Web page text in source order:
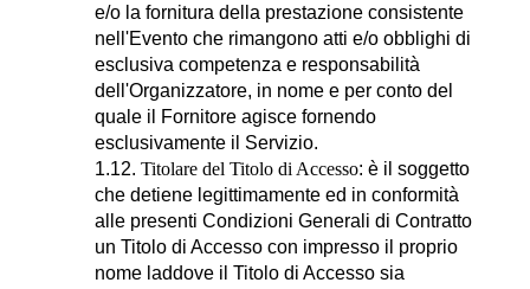
e/o la fornitura della prestazione consistente
nell'Evento che rimangono atti e/o obblighi di
esclusiva competenza e responsabilità
dell'Organizzatore, in nome e per conto del
quale il Fornitore agisce fornendo
esclusivamente il Servizio.
1.12. Titolare del Titolo di Accesso: è il soggetto
che detiene legittimamente ed in conformità
alle presenti Condizioni Generali di Contratto
un Titolo di Accesso con impresso il proprio
nome laddove il Titolo di Accesso sia